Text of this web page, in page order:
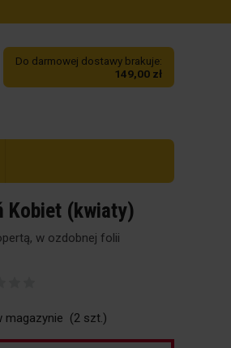
Do darmowej dostawy brakuje:
149,00 zł
Kobiet (kwiaty)
w ozdobnej folii
magazynie (2 szt.)